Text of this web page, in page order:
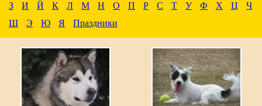
З
И Й К Л М Н О П Р С Т У Ф Х Ц
Ч
Ш
Э Ю Я Праздники